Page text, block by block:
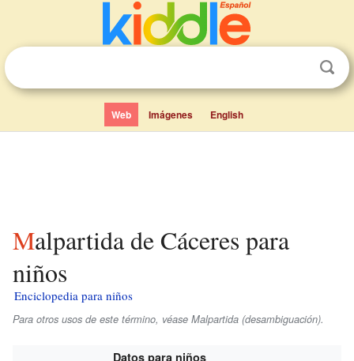
Web Imágenes English
Malpartida de Cáceres para
niños
Enciclopedia para niños
Para otros usos de este término, véase Malpartida (desambiguación).
Datos para niños